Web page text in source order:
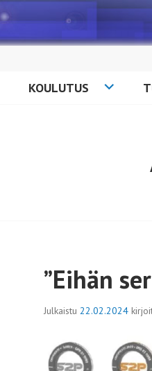
KOULUTUS
”Eihän
Julkaistu 22.02.2024